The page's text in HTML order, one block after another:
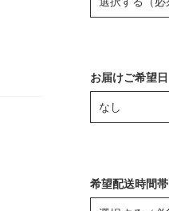
お届けご希望日
希望配送時間